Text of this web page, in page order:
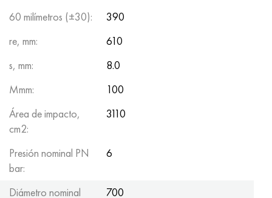
60 milímetros (±30):
390
re, mm:
610
s, mm:
8.0
Mmm:
100
Área de impacto,
cm2:
3110
Presión nominal PN
bar:
6
Diámetro nominal
700